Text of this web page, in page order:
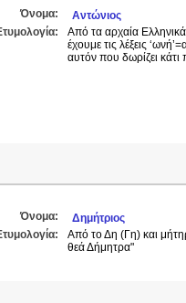
Όνομα:
Αντώνιος
Από τα αρχαία
έχουμε τις λέξεις
αυτόν που δωρίζει
Όνομα:
Δημήτριος
Από το Δη (Γη) και
θεά Δήμητρα"